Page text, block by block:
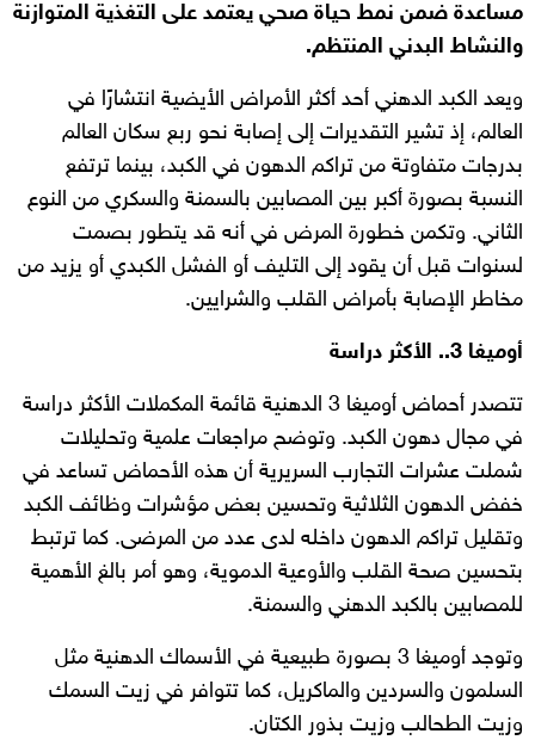
مساعدة ضمن نمط حياة صحي يعتمد على التغذية المتوازنة
والنشاط البدني المنتظم.
ويعد الكبد الدهني أحد أكثر الأمراض الأيضية انتشارًا في
العالم، إذ تشير التقديرات إلى إصابة نحو ربع سكان العالم
بدرجات متفاوتة من تراكم الدهون في الكبد، بينما ترتفع
النسبة بصورة أكبر بين المصابين بالسمنة والسكري من النوع
الثاني. وتكمن خطورة المرض في أنه قد يتطور بصمت
لسنوات قبل أن يقود إلى التليف أو الفشل الكبدي أو يزيد من
مخاطر الإصابة بأمراض القلب والشرايين.
أوميغا 3.. الأكثر دراسة
تتصدر أحماض أوميغا 3 الدهنية قائمة المكملات الأكثر دراسة
في مجال دهون الكبد. وتوضح مراجعات علمية وتحليلات
شملت عشرات التجارب السريرية أن هذه الأحماض تساعد في
خفض الدهون الثلاثية وتحسين بعض مؤشرات وظائف الكبد
وتقليل تراكم الدهون داخله لدى عدد من المرضى. كما ترتبط
بتحسين صحة القلب والأوعية الدموية، وهو أمر بالغ الأهمية
للمصابين بالكبد الدهني والسمنة.
وتوجد أوميغا 3 بصورة طبيعية في الأسماك الدهنية مثل
السلمون والسردين والماكريل، كما تتوافر في زيت السمك
وزيت الطحالب وزيت بذور الكتان.